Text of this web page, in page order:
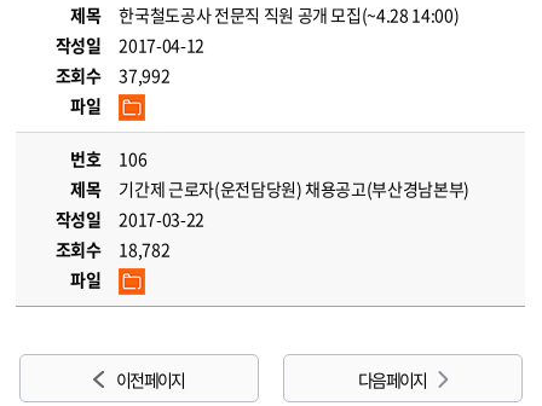
제목
한국철도공사 전문직 직원 공개 모집(~4.28 14:00)
작성일
2017-04-12
조회수
37,992
파일
번호
106
제목
기간제 근로자(운전담당원) 채용공고(부산경남본부)
작성일
2017-03-22
조회수
18,782
파일
이전 페이지 다음 페이지